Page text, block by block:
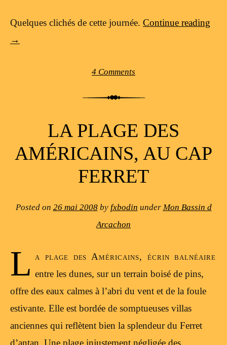
Quelques clichés de cette journée. Continue reading
→
4 Comments
LA PLAGE DES
AMÉRICAINS, AU CAP
FERRET
Posted on 26 mai 2008by fxbodin under Mon Bassin d
Arcachon
L a plage des Américains, écrin balnéaire
entre les dunes, sur un terrain boisé de pins,
offre des eaux calmes à l’abri du vent et de la foule
estivante. Elle est bordée de somptueuses villas
anciennes qui reflètent bien la splendeur du Ferret
d’antan. Une plage injustement négligée des